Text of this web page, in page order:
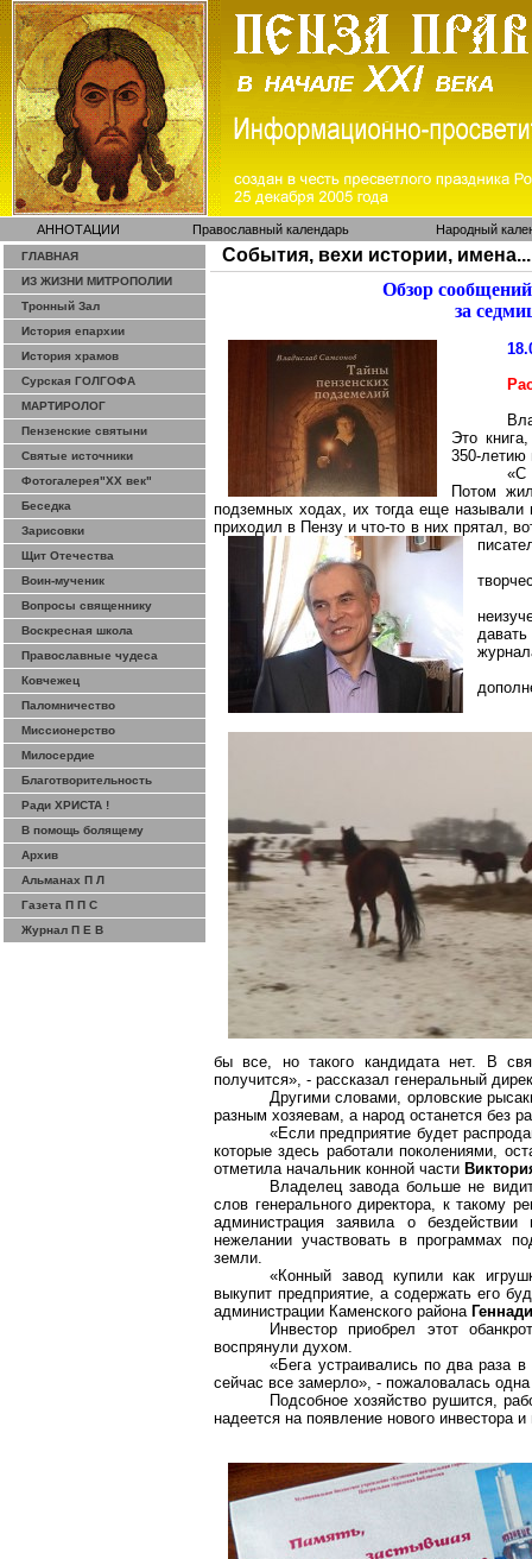
АННОТАЦИИ Православный календарь Народный
ГЛАВНАЯ
ИЗ ЖИЗНИ МИТРОПОЛИИ
Тронный Зал
История епархии
История храмов
Сурская ГОЛГОФА
МАРТИРОЛОГ
Пензенские святыни
Святые источники
Фотогалерея"ХХ век"
Беседка
Зарисовки
Щит Отечества
Воин-мученик
Вопросы священнику
Воскресная школа
Православные чудеса
Ковчежец
Паломничество
Миссионерство
Милосердие
Благотворительность
Ради ХРИСТА !
В помощь болящему
Архив
Альманах П Л
Газета П П С
Журнал П Е В
События, вехи истории, имена...
Обзор
за
Это
350-летию
«С
Потом
подземных ходах, их тогда еще называли
приходил в Пензу и что-то в них прятал,
бы все, но такого кандидата нет. В
получится», - рассказал генеральный
Другими словами, орловские
разным хозяевам, а народ останется без
«Если предприятие будет
которые здесь работали поколениями,
отметила начальник конной части
Владелец завода больше не
слов генерального директора, к такому
администрация заявила о
нежелании участвовать в программах
земли.
«Конный завод купили как
выкупит предприятие, а содержать его
администрации Каменского района
Инвестор приобрел этот
воспрянули духом.
«Бега устраивались по два раза
сейчас все замерло», - пожаловалась
Подсобное хозяйство рушится,
надеется на появление нового инвестора